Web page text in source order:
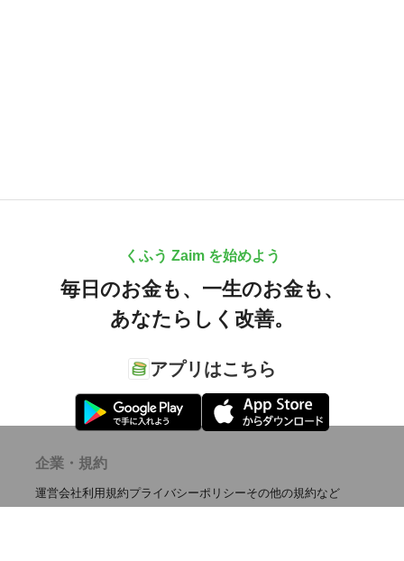
くふう Zaim を始めよう
毎日のお金も、 一生のお金も、
あなたらしく改善。
アプリはこちら
企業・規約
運営会社利用規約プライバシーポリシーその他の規約など